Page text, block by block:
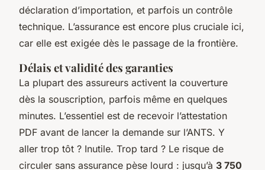
déclaration d’importation, et parfois un contrôle
technique. L’assurance est encore plus cruciale ici,
car elle est exigée dès le passage de la frontière.
Délais et validité des garanties
La plupart des assureurs activent la couverture
dès la souscription, parfois même en quelques
minutes. L’essentiel est de recevoir l’attestation
PDF avant de lancer la demande sur l’ANTS. Y
aller trop tôt ? Inutile. Trop tard ? Le risque de
circuler sans assurance pèse lourd : jusqu’à 3 750